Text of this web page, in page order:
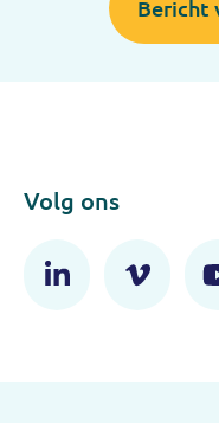
Bericht
Volg ons